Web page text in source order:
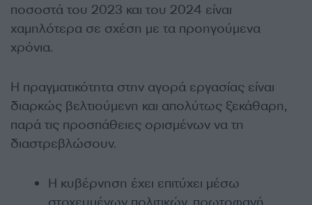
ποσοστά του 2023 και του 2024 είναι
χαμηλότερα σε σχέση με τα προηγούμενα
χρόνια.
Η πραγματικότητα στην αγορά εργασίας είναι
διαρκώς βελτιούμενη και απολύτως ξεκάθαρη,
παρά τις προσπάθειες ορισμένων να τη
διαστρεβλώσουν.
Η κυβέρνηση έχει επιτύχει μέσω